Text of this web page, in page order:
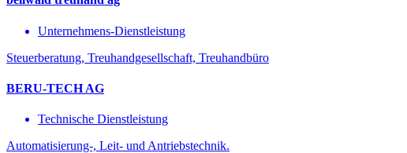
Unternehmens-Dienstleistung
Steuerberatung, Treuhandgesellschaft, Treuhandbüro
BERU-TECH AG
Technische Dienstleistung
Automatisierung-, Leit- und Antriebstechnik.